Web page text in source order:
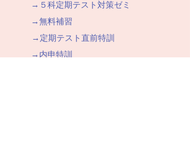
→５科定期テスト対策ゼミ
→無料補習
→定期テスト直前特訓
→内申特訓